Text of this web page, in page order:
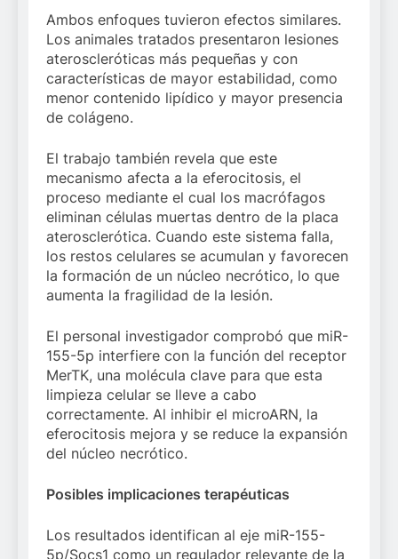
Ambos enfoques tuvieron efectos similares.
Los animales tratados presentaron lesiones
ateroscleróticas más pequeñas y con
características de mayor estabilidad, como
menor contenido lipídico y mayor presencia
de colágeno.
El trabajo también revela que este
mecanismo afecta a la eferocitosis, el
proceso mediante el cual los macrófagos
eliminan células muertas dentro de la placa
aterosclerótica. Cuando este sistema falla,
los restos celulares se acumulan y favorecen
la formación de un núcleo necrótico, lo que
aumenta la fragilidad de la lesión.
El personal investigador comprobó que miR-
155-5p interfiere con la función del receptor
MerTK, una molécula clave para que esta
limpieza celular se lleve a cabo
correctamente. Al inhibir el microARN, la
eferocitosis mejora y se reduce la expansión
del núcleo necrótico.
Posibles implicaciones terapéuticas
Los resultados identifican al eje miR-155-
5p/Socs1 como un regulador relevante de la